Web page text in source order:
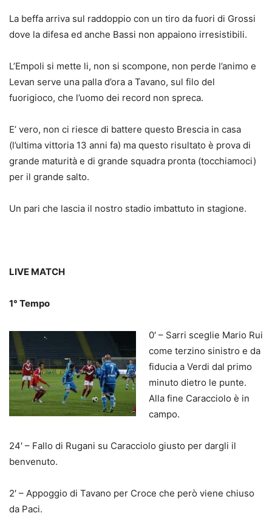
La beffa arriva sul raddoppio con un tiro da fuori di Grossi
dove la difesa ed anche Bassi non appaiono irresistibili.
L’Empoli si mette li, non si scompone, non perde l’animo e
Levan serve una palla d’ora a Tavano, sul filo del
fuorigioco, che l’uomo dei record non spreca.
E’ vero, non ci riesce di battere questo Brescia in casa
(l’ultima vittoria 13 anni fa) ma questo risultato è prova di
grande maturità e di grande squadra pronta (tocchiamoci)
per il grande salto.
Un pari che lascia il nostro stadio imbattuto in stagione.
LIVE MATCH
1° Tempo
0′ – Sarri sceglie Mario Rui
come terzino sinistro e da
fiducia a Verdi dal primo
minuto dietro le punte.
Alla fine Caracciolo è in
campo.
24′ – Fallo di Rugani su Caracciolo giusto per dargli il
benvenuto.
2′ – Appoggio di Tavano per Croce che però viene chiuso
da Paci.